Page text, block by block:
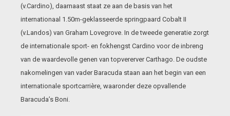
(v.Cardino), daarnaast staat ze aan de basis van het
internationaal 1.50m-geklasseerde springpaard Cobalt II
(v.Landos) van Graham Lovegrove. In de tweede generatie zorgt
de internationale sport- en fokhengst Cardino voor de inbreng
van de waardevolle genen van topvererver Carthago. De oudste
nakomelingen van vader Baracuda staan aan het begin van een
internationale sportcarrière, waaronder deze opvallende
Baracuda’s Boni.